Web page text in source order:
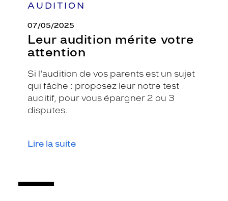
AUDITION
07/05/2025
Leur audition mérite votre
attention
Si l'audition de vos parents est un sujet
qui fâche : proposez leur notre test
auditif, pour vous épargner 2 ou 3
disputes.
Lire la suite